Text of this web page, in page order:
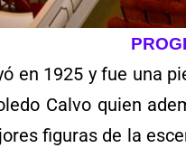
en 1925 y fue una
Calvo quien
figuras de la